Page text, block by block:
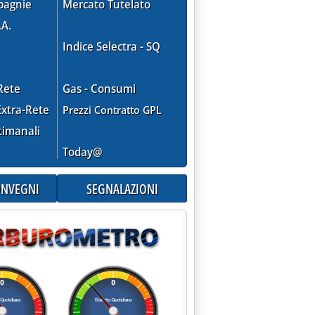
Rete
Mercato Tutelato
Indice Selectra - SQ
Gas - Consumi
Prezzi Contratto GPL
Today@
SEGNALAZIONI